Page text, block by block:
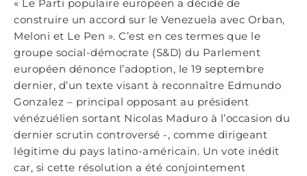
« Le Parti populaire européen a décidé de
construire un accord sur le Venezuela avec Orban,
Meloni et Le Pen ». C’est en ces termes que le
groupe social-démocrate (S&D) du Parlement
européen dénonce l’adoption, le 19 septembre
dernier, d’un texte visant à reconnaître Edmundo
Gonzalez – principal opposant au président
vénézuélien sortant Nicolas Maduro à l’occasion du
dernier scrutin controversé -, comme dirigeant
légitime du pays latino-américain. Un vote inédit
car, si cette résolution a été conjointement